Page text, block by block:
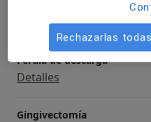
Detalles
Férula de descarga
Detalles
Gingivectomía
Rechazarlas todas